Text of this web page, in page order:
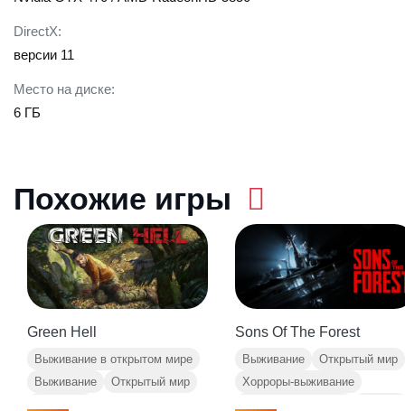
Хотите участвовать в бесплатных раздачах и быть в курсе
или хотите пообщаться с ними напрямую? Присоединяйтесь к
нашему Discord-серверу:
DirectX:
версии 11
Место на диске:
6 ГБ
Похожие игры
Green Hell
Выживание в открытом мире
Выживание
Открытый мир
Sons Of The Forest
Выживание
Открытый мир
Хорроры-выживание